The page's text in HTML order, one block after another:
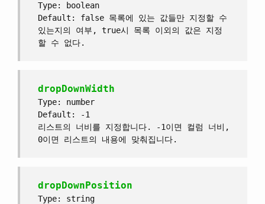
Type: boolean
Default: false 목록에 있는 값들만 지정할 수
있는지의 여부, true시 목록 이외의 값은 지정
할 수 없다.
dropDownWidth
Type: number
Default: -1
리스트의 너비를 지정합니다. -1이면 컬럼 너비,
0이면 리스트의 내용에 맞춰집니다.
dropDownPosition
Type: string